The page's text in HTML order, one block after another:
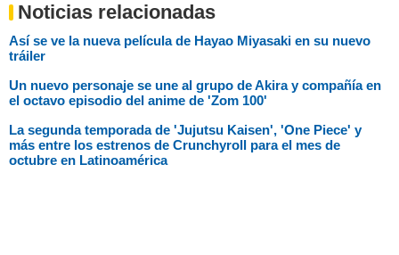
Noticias relacionadas
Así se ve la nueva película de Hayao Miyasaki en su nuevo
tráiler
Un nuevo personaje se une al grupo de Akira y compañía en
el octavo episodio del anime de 'Zom 100'
La segunda temporada de 'Jujutsu Kaisen', 'One Piece' y
más entre los estrenos de Crunchyroll para el mes de
octubre en Latinoamérica